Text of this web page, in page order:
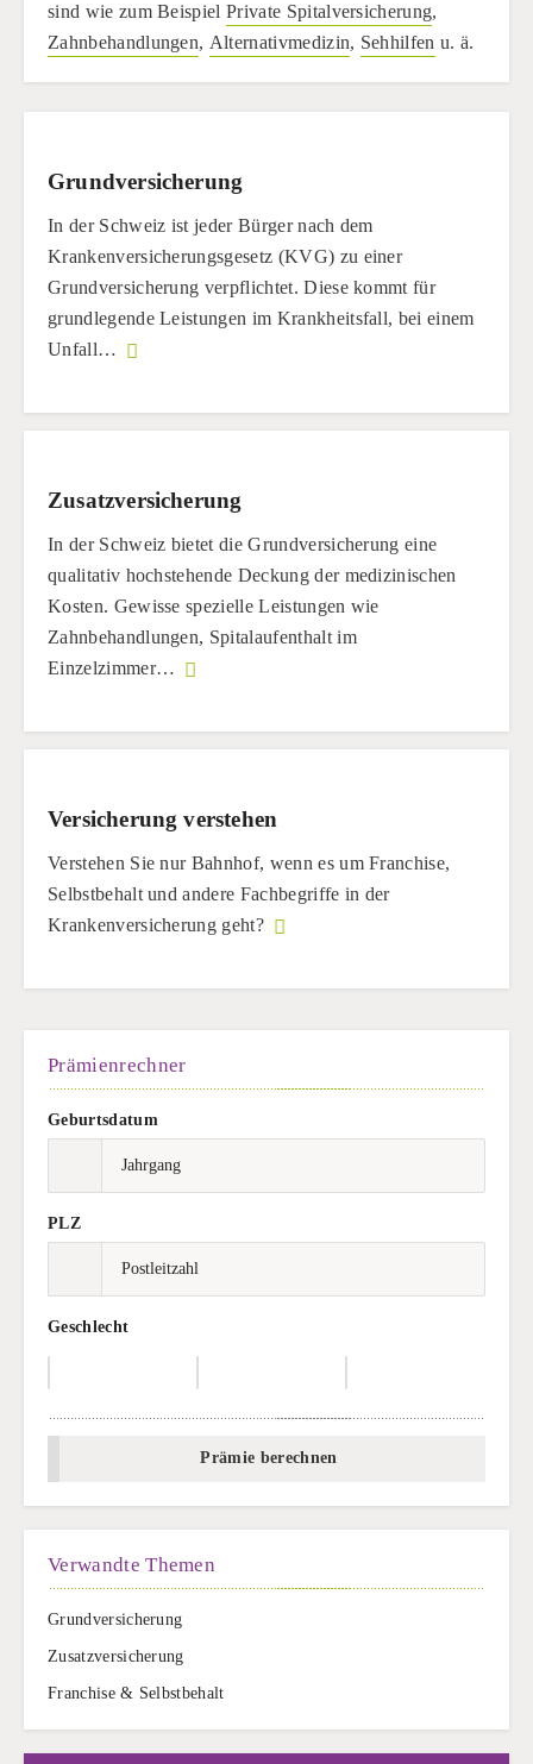
sind wie zum BeispielPrivate Spitalversicherung,
Zahnbehandlungen, Alternativmedizin, Sehhilfen u. ä.
Grundversicherung
In der Schweiz ist jeder Bürger nach dem
Krankenversicherungsgesetz (KVG) zu einer
Grundversicherung verpflichtet. Diese kommt für
grundlegende Leistungen im Krankheitsfall, bei einem
Unfall…
Zusatzversicherung
In der Schweiz bietet die Grundversicherung eine
qualitativ hochstehende Deckung der medizinischen
Kosten. Gewisse spezielle Leistungen wie
Zahnbehandlungen, Spitalaufenthalt im
Einzelzimmer…
Versicherung verstehen
Verstehen Sie nur Bahnhof, wenn es um Franchise,
Selbstbehalt und andere Fachbegriffe in der
Krankenversicherung geht?
Prämienrechner
Geburtsdatum
PLZ
Geschlecht
Prämie berechnen
Verwandte Themen
Grundversicherung
Zusatzversicherung
Franchise & Selbstbehalt